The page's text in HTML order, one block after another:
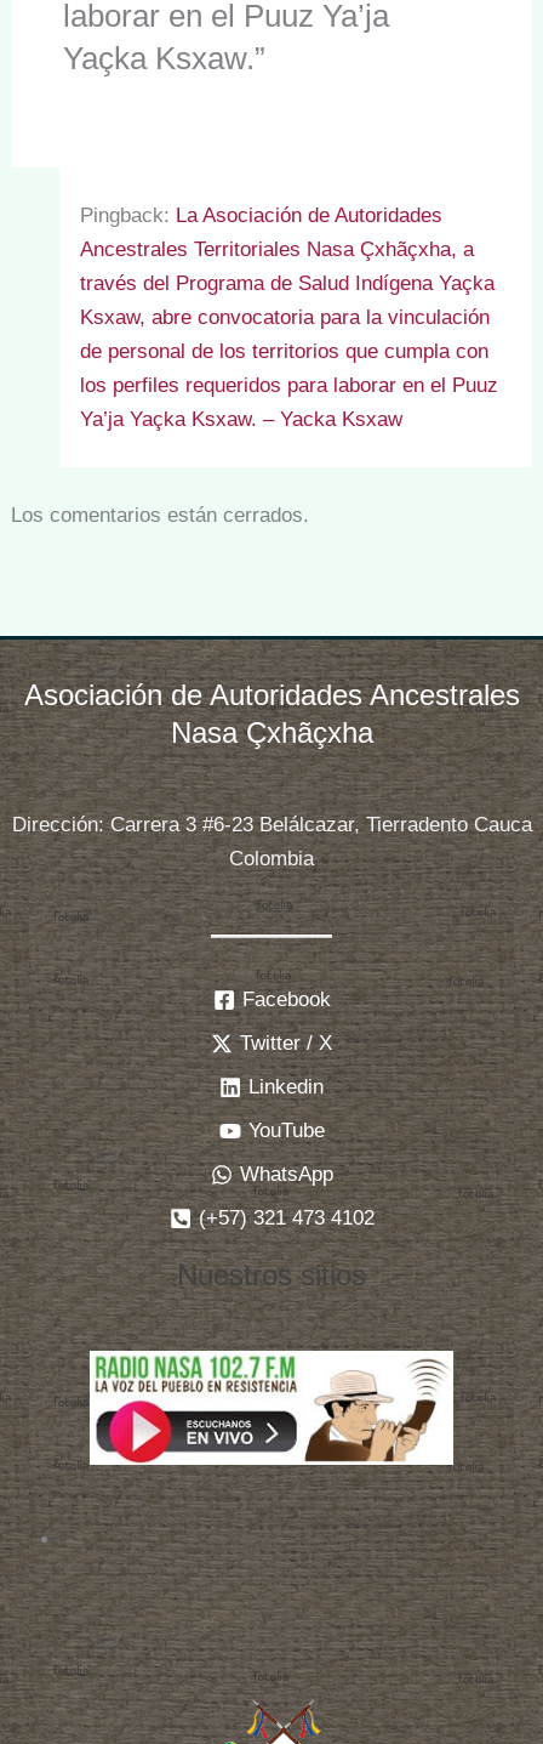
laborar en el Puuz Ya’ja
Yaçka Ksxaw.”
Pingback: La Asociación de Autoridades
Ancestrales Territoriales Nasa Çxhãçxha, a
través del Programa de Salud Indígena Yaçka
Ksxaw, abre convocatoria para la vinculación
de personal de los territorios que cumpla con
los perfiles requeridos para laborar en el Puuz
Ya’ja Yaçka Ksxaw. – Yacka Ksxaw
Los comentarios están cerrados.
Asociación de Autoridades Ancestrales
Nasa Çxhãçxha
Dirección: Carrera 3 #6-23 Belálcazar, Tierradento Cauca
Colombia
Facebook
Twitter / X
Linkedin
YouTube
WhatsApp
(+57) 321 473 4102
Nuestros sitios